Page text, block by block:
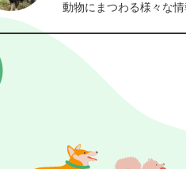
動物にまつわる様々な